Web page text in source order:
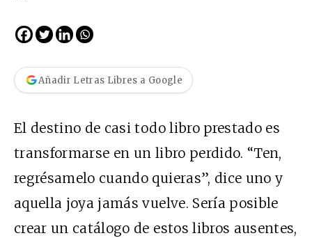
Añadir Letras Libres a Google
El destino de casi todo libro prestado es
transformarse en un libro perdido. “Ten,
regrésamelo cuando quieras”, dice uno y
aquella joya jamás vuelve. Sería posible
crear un catálogo de estos libros ausentes,